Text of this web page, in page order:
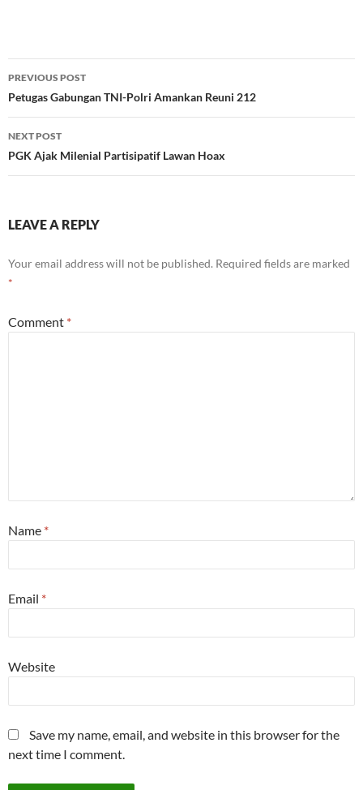
Post
navigation
PREVIOUS POST
Petugas Gabungan TNI-Polri Amankan Reuni 212
NEXT POST
PGK Ajak Milenial Partisipatif Lawan Hoax
LEAVE A REPLY
Your email address will not be published. Required fields are marked
*
Comment *
Name *
Email *
Website
Save my name, email, and website in this browser for the
next time I comment.